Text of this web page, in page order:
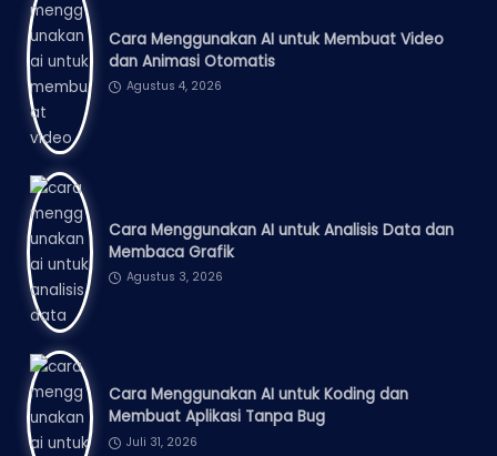
Cara Menggunakan AI untuk Membuat Video
dan Animasi Otomatis
Agustus 4, 2026
Cara Menggunakan AI untuk Analisis Data dan
Membaca Grafik
Agustus 3, 2026
Cara Menggunakan AI untuk Koding dan
Membuat Aplikasi Tanpa Bug
Juli 31, 2026